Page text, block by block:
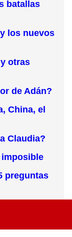
batallas
los nuevos
otras
de Adán?
China, el
Claudia?
imposible
preguntas